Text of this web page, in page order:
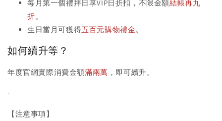
每月第一個禮拜日享VIP日折扣，不限金額結帳再九
折。
生日當月可獲得五百元購物禮金。
如何續升等？
年度官網實際消費金額滿兩萬 ，即可續升。
-
【注意事項】